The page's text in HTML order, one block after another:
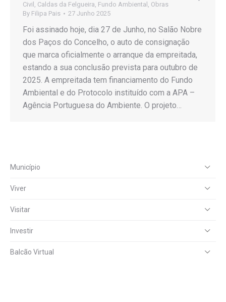
Civil , Caldas da Felgueira, Fundo Ambiental , Obras
By Filipa Pais 27 Junho 2025
Foi assinado hoje, dia 27 de Junho, no Salão Nobre
dos Paços do Concelho, o auto de consignação
que marca oficialmente o arranque da empreitada,
estando a sua conclusão prevista para outubro de
2025. A empreitada tem financiamento do Fundo
Ambiental e do Protocolo instituído com a APA –
Agência Portuguesa do Ambiente. O projeto…
Município
Viver
Visitar
Investir
Balcão Virtual